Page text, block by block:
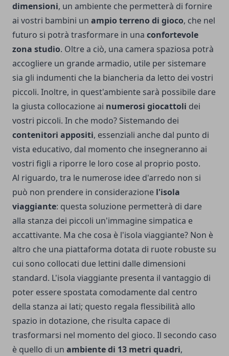
dimensioni, un ambiente che permetterà di fornire
ai vostri bambini un ampio terreno di gioco, che nel
futuro si potrà trasformare in una confortevole
zona studio. Oltre a ciò, una camera spaziosa potrà
accogliere un grande armadio, utile per sistemare
sia gli indumenti che la biancheria da letto dei vostri
piccoli. Inoltre, in quest'ambiente sarà possibile dare
la giusta collocazione ai numerosi giocattoli dei
vostri piccoli. In che modo? Sistemando dei
contenitori appositi, essenziali anche dal punto di
vista educativo, dal momento che insegneranno ai
vostri figli a riporre le loro cose al proprio posto.
Al riguardo, tra le numerose idee d'arredo non si
può non prendere in considerazione l'isola
viaggiante: questa soluzione permetterà di dare
alla stanza dei piccoli un'immagine simpatica e
accattivante. Ma che cosa è l'isola viaggiante? Non è
altro che una piattaforma dotata di ruote robuste su
cui sono collocati due lettini dalle dimensioni
standard. L'isola viaggiante presenta il vantaggio di
poter essere spostata comodamente dal centro
della stanza ai lati; questo regala flessibilità allo
spazio in dotazione, che risulta capace di
trasformarsi nel momento del gioco. Il secondo caso
è quello di un ambiente di 13 metri quadri,